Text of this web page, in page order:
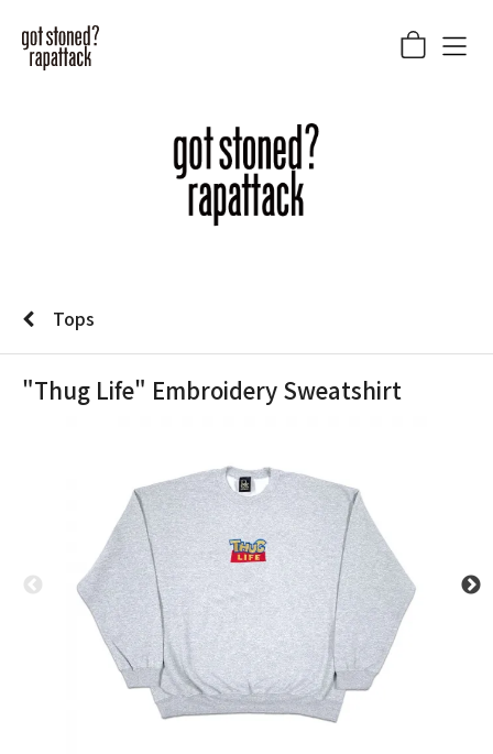
Tops
"Thug Life" Embroidery Sweatshirt